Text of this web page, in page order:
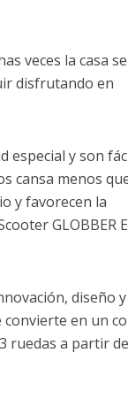
veces la casa
disfrutando en
especial y son
cansa menos
y favorecen la
GLOBBER
diseño y
convierte en un
ruedas a partir